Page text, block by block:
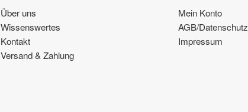
Über uns
Wissenswertes
Kontakt
Versand & Zahlung
Mein Konto
AGB/Datenschutz
Impressum